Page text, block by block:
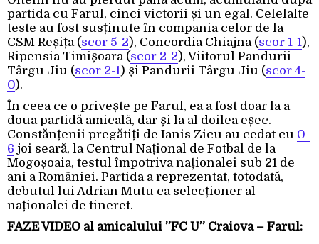
partida cu Farul, cinci victorii și un egal. Celelalte
teste au fost susținute în compania celor de la
CSM Reșița (scor 5-2), Concordia Chiajna (scor 1-1),
Ripensia Timișoara (scor 2-2), Viitorul Pandurii
Târgu Jiu (scor 2-1) și Pandurii Târgu Jiu (scor 4-
0).
În ceea ce o privește pe Farul, ea a fost doar la a
doua partidă amicală, dar și la al doilea eșec.
Constănțenii pregătiți de Ianis Zicu au cedat cu 0-
6 joi seară, la Centrul Național de Fotbal de la
Mogoșoaia, testul împotriva naționalei sub 21 de
ani a României. Partida a reprezentat, totodată,
debutul lui Adrian Mutu ca selecționer al
naționalei de tineret.
FAZE VIDEO al amicalului ”FC U” Craiova – Farul: